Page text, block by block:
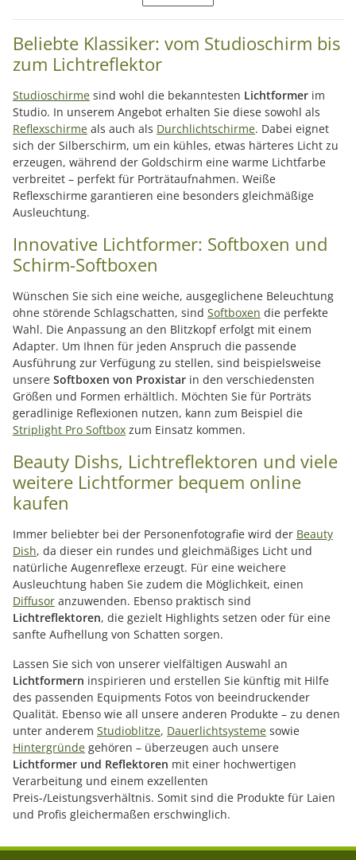
Beliebte Klassiker: vom Studioschirm bis
zum Lichtreflektor
Studioschirme sind wohl die bekanntesten Lichtformer im
Studio. In unserem Angebot erhalten Sie diese sowohl als
Reflexschirme als auch als Durchlichtschirme. Dabei eignet
sich der Silberschirm, um ein kühles, etwas härteres Licht zu
erzeugen, während der Goldschirm eine warme Lichtfarbe
verbreitet – perfekt für Porträtaufnahmen. Weiße
Reflexschirme garantieren eine besonders gleichmäßige
Ausleuchtung.
Innovative Lichtformer: Softboxen und
Schirm-Softboxen
Wünschen Sie sich eine weiche, ausgeglichene Beleuchtung
ohne störende Schlagschatten, sind Softboxen die perfekte
Wahl. Die Anpassung an den Blitzkopf erfolgt mit einem
Adapter. Um Ihnen für jeden Anspruch die passende
Ausführung zur Verfügung zu stellen, sind beispielsweise
unsere Softboxen von Proxistar in den verschiedensten
Größen und Formen erhältlich. Möchten Sie für Porträts
geradlinige Reflexionen nutzen, kann zum Beispiel die
Striplight Pro Softbox zum Einsatz kommen.
Beauty Dishs, Lichtreflektoren und viele
weitere Lichtformer bequem online
kaufen
Immer beliebter bei der Personenfotografie wird der Beauty
Dish, da dieser ein rundes und gleichmäßiges Licht und
natürliche Augenreflexe erzeugt. Für eine weichere
Ausleuchtung haben Sie zudem die Möglichkeit, einen
Diffusor anzuwenden. Ebenso praktisch sind
Lichtreflektoren, die gezielt Highlights setzen oder für eine
sanfte Aufhellung von Schatten sorgen.
Lassen Sie sich von unserer vielfältigen Auswahl an
Lichtformern inspirieren und erstellen Sie künftig mit Hilfe
des passenden Equipments Fotos von beeindruckender
Qualität. Ebenso wie all unsere anderen Produkte – zu denen
unter anderem Studioblitze, Dauerlichtsysteme sowie
Hintergründe gehören – überzeugen auch unsere
Lichtformer und Reflektoren mit einer hochwertigen
Verarbeitung und einem exzellenten
Preis-/Leistungsverhältnis. Somit sind die Produkte für Laien
und Profis gleichermaßen erschwinglich.